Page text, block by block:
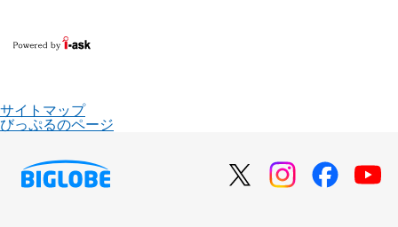
サイトマップ
びっぷるのページ